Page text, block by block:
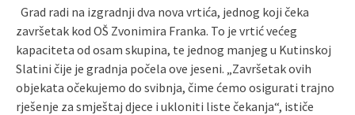
Grad radi na izgradnji dva nova vrtića, jednog koji čeka
završetak kod OŠ Zvonimira Franka. To je vrtić većeg
kapaciteta od osam skupina, te jednog manjeg u Kutinskoj
Slatini čije je gradnja počela ove jeseni. „Završetak ovih
objekata očekujemo do svibnja, čime ćemo osigurati trajno
rješenje za smještaj djece i ukloniti liste čekanja“, ističe